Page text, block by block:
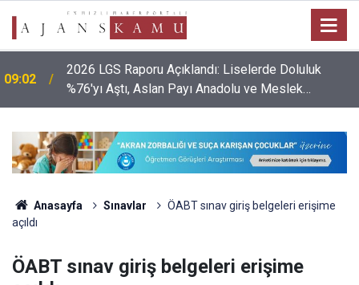
09:02
2026 LGS Raporu Açıklandı: Liselerde Doluluk
%76'yı Aştı, Aslan Payı Anadolu ve Meslek
Liselerinin!
Anasayfa Sınavlar
ÖABT sınav giriş belgeleri erişime
açıldı
ÖABT sınav giriş belgeleri erişime